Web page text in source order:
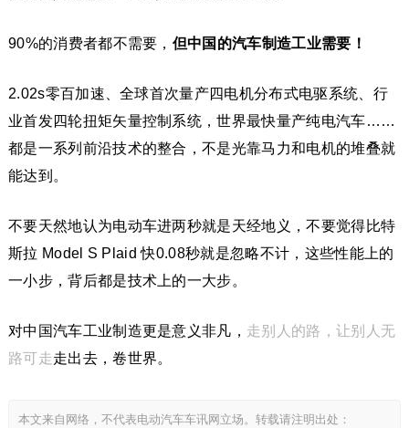
90%的消费者都不需要， 但中国的汽车制造工业需要！
2.02s零百加速、全球首次量产四电机分布式电驱系统、行
业首发四轮扭矩矢量控制系统，世界最快量产纯电汽车……
都是一系列前沿技术的整合，不是光靠马力和电机的堆叠就
能达到。
不要天然地认为电动车进两秒就是天经地义，不要觉得比特
斯拉 Model S Plaid 快0.08秒就是忽略不计，这些性能上的
一小步，背后都是技术上的一大步。
对中国汽车工业制造更是意义非凡， 走别人的路，让别人无
路可走走出去，卷世界。
本文来自网络，不代表电动汽车车讯网立场。转载请注明出处：